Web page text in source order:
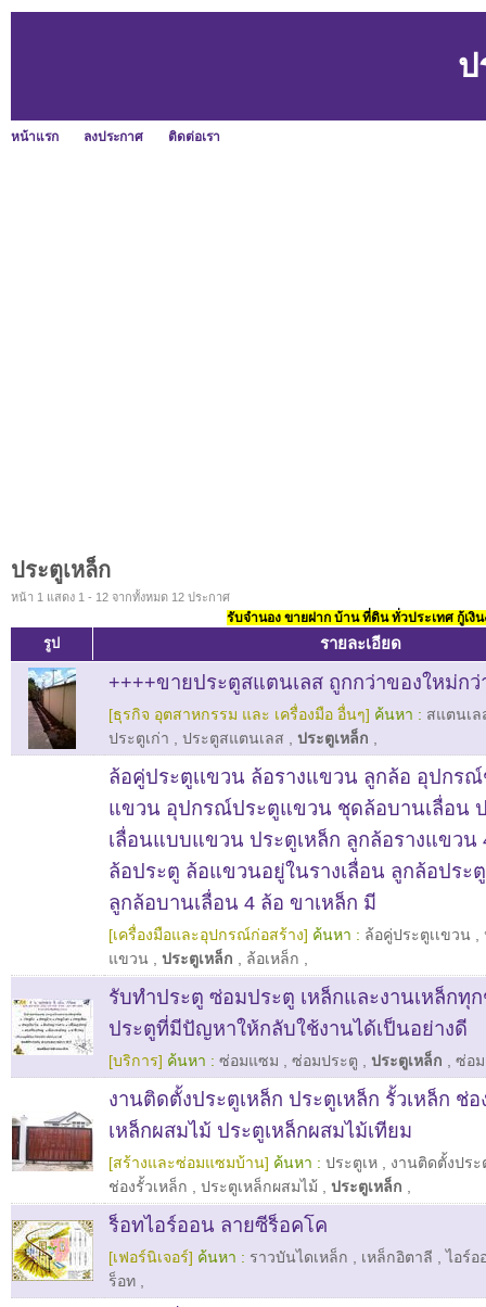
ป
หน้าแรก ลงประกาศ ติดต่อเรา
ประตูเหล็ก
หน้า 1 แสดง 1 - 12 จากทั้งหมด 12 ประกาศ
รับจำนอง ขายฝาก บ้าน ที่ดิน ทั่วประเทศ กู้เงิ
รูป รายละเอียด
++++ขายประตูสแตนเลส ถูกกว่าของใหม่กว่
[ธุรกิจ อุตสาหกรรม และ เครื่องมือ อื่นๆ] ค้นหา : สแตนเล
ประตูเก่า
ประตูสแตนเลส ประตูเหล็ก
ล้อคู่ประตูเเขวน ล้อรางแขวน ลูกล้อ อุปกร
แขวน อุปกรณ์ประตูแขวน ชุดล้อบานเลื่อน
เลื่อนแบบแขวน ประตูเหล็ก ลูกล้อรางแขวน
ล้อประตู ล้อแขวนอยู่ในรางเลื่อน ลูกล้อประ
ลูกล้อบานเลื่อน 4 ล้อ ขาเหล็ก มี
[เครื่องมือและอุปกรณ์ก่อสร้าง] ค้นหา : ล้อคู่ประตูเเขวน
แขวน
ประตูเหล็ก ล้อเหล็ก
รับทำประตู ซ่อมประตู เหล็กและงานเหล็กทุ
ประตูที่มีปัญหาให้กลับใช้งานได้เป็นอย่างดี
[บริการ] ค้นหา : ซ่อมแซม ซ่อมประตู ประตูเหล็ก ซ่อม
งานติดตั้งประตูเหล็ก ประตูเหล็ก รั้วเหล็ก ช่อ
เหล็กผสมไม้ ประตูเหล็กผสมไม้เทียม
[สร้างและซ่อมแซมบ้าน] ค้นหา : ประตูเห
งานติดตั้งประ
ช่องรั้วเหล็ก
ประตูเหล็กผสมไม้ ประตูเหล็ก
ร็อทไอร์ออน ลายซีร็อคโค
[เฟอร์นิเจอร์] ค้นหา : ราวบันไดเหล็ก เหล็กอิตาลี ,ไอร์อ
ร็อท